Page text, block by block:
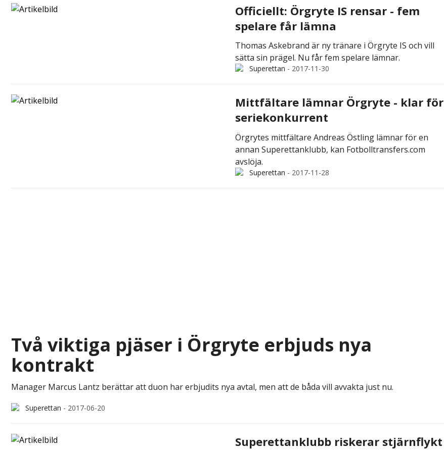
Officiellt: Örgryte IS rensar - fem
spelare får lämna
Thomas Askebrand är ny tränare i Örgryte IS och vill
sätta sin prägel. Nu får fem spelare lämnar.
Superettan - 2017-11-30
Mittfältare lämnar Örgryte - klar för
seriekonkurrent
Örgrytes mittfältare Andreas Östling lämnar för en
annan Superettanklubb, kan Fotbolltransfers.com
avslöja.
Superettan - 2017-11-28
Två viktiga pjäser i Örgryte erbjuds nya
kontrakt
Manager Marcus Lantz berättar att duon har erbjudits nya avtal, men att de båda vill avvakta just nu.
Superettan - 2017-06-20
Superettanklubb riskerar stjärnflykt